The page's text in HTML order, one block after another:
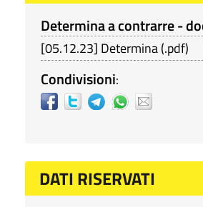
Determina a contrarre -
[05.12.23] Determina(.pdf)
Condivisioni:
DATI RISERVATI